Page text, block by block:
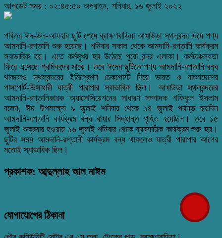
আপডেট সময় : ০২:৪৫:৫০ অপরাহ্ন, শনিবার, ১৬ জুলাই ২০২২
পবিত্র ঈদ-উল-আযহার ছুটি শেষে ব্রাহ্মণবাড়িয়া আখাউড়া স্থলবন্দর দিয়ে পণ্য
আমদানি-রপ্তানি শুরু হয়েছে। শনিবার সকাল থেকে আমদানি-রপ্তানি কার্যক্রম
স্বাভাবিক হয়। এতে কর্মমূখর হয় উঠেছে পুরো বন্দর এলাকা। কর্মচাঞ্চল্যতা
ফিরে এসেছে শ্রমিকদের মাঝে। তবে ঈদের ছুটিতে পণ্য আমদানি-রপ্তানি বন্ধ
থাকলেও স্থলবন্দরের ইমিগ্রেশন চেকপোস্ট দিয়ে ভারত ও বাংলাদেশের
পাসপোর্ট-ভিসাধারী যাত্রী পারাপার স্বাভাবিক ছিল। আখাউড়া স্থলবন্দরের
আমদানি-রপ্তানিকারক অ্যাসোসিয়েশনের সাধারণ সম্পাদক শফিকুল ইসলাম
বলেন, ঈদ উপলক্ষ্যে ৯ জুলাই শনিবার থেকে ১৪ জুলাই পর্যন্ত ছয়দিন
আমদানি-রপ্তানি কার্যক্রম বন্ধ রাখার সিদ্ধান্ত গৃহিত হয়েছিল। তবে ১৫
জুলাই শুক্রবার হওয়ায় ১৬ জুলাই শনিবার থেকে ব্যবসায়িক কার্যক্রম শুরু হয়।
ছুটির সময় আমদানি-রপ্তানী কার্যক্রম বন্ধ থাকলেও যাত্রী পারাপার আগের
মতোই স্বাভাবিক ছিল।
প্রকাশক: আব্দুল্লাহ আল নাঈম
যোগাযোগের ঠিকানা